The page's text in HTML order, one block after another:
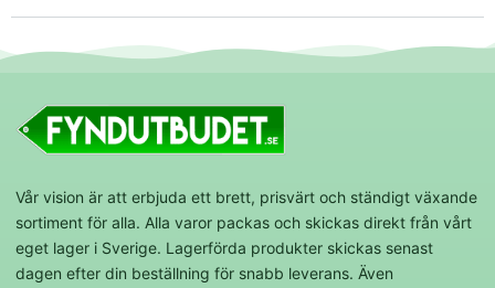
Vår vision är att erbjuda ett brett, prisvärt och ständigt växande
sortiment för alla. Alla varor packas och skickas direkt från vårt
eget lager i Sverige. Lagerförda produkter skickas senast
dagen efter din beställning för snabb leverans. Även